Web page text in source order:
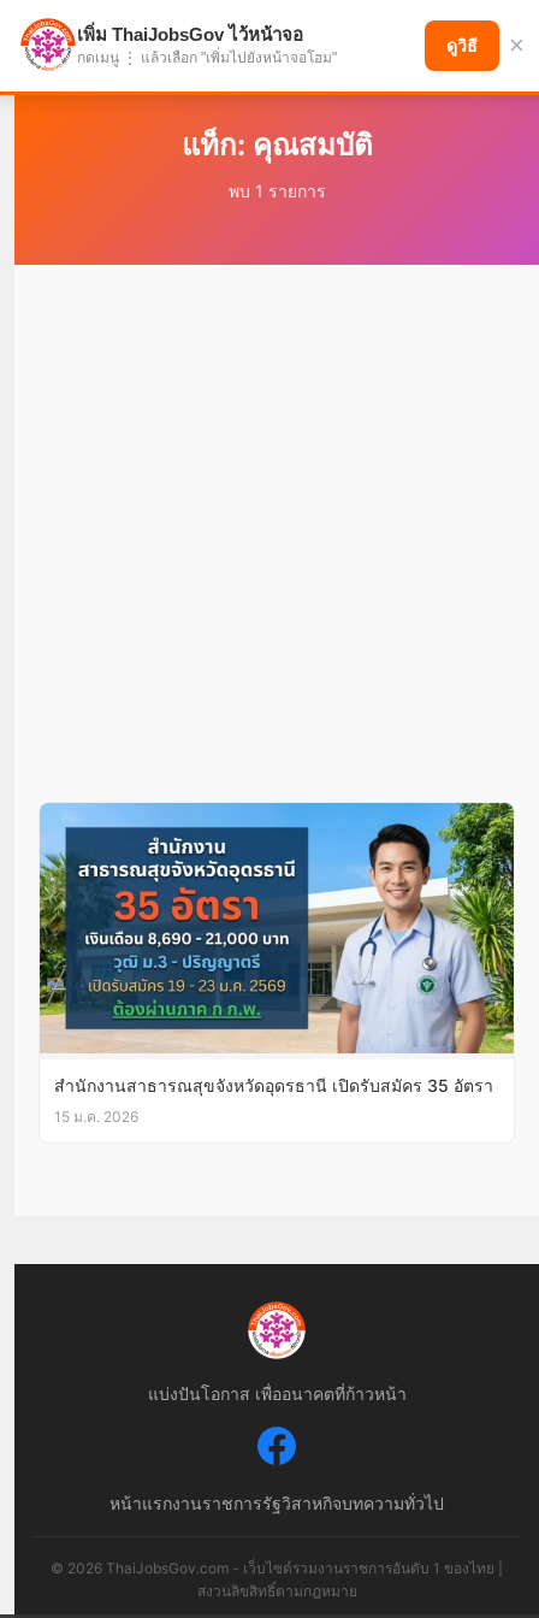
แบ่งปันโอกาส เพื่ออนาคตที่ก้าวหน้า
แท็ก: คุณสมบัติ
พบ 1 รายการ
สำนักงานสาธารณสุขจังหวัดอุดรธานี เปิดรับสมัคร 35 อัตรา
15 ม.ค. 2026
แบ่งปันโอกาส เพื่ออนาคตที่ก้าวหน้า
หน้าแรกงานราชการรัฐวิสาหกิจบทความทั่วไป
© 2026 ThaiJobsGov.com - เว็บไซต์รวมงานราชการอันดับ 1 ของไทย |
สงวนลิขสิทธิ์ตามกฎหมาย
เพิ่ม ThaiJobsGov ไว้หน้าจอ
กดเมนู ⋮ แล้วเลือก "เพิ่มไปยังหน้าจอโฮม"
ดูวิธี ×